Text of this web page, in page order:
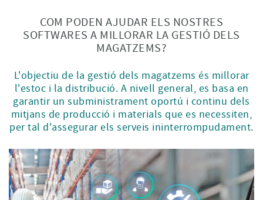
COM PODEN AJUDAR ELS NOSTRES
SOFTWARES A MILLORAR LA GESTIÓ DELS
MAGATZEMS?
L'objectiu de la gestió dels magatzems és millorar
l'estoc i la distribució. A nivell general, es basa en
garantir un subministrament oportú i continu dels
mitjans de producció i materials que es necessiten,
per tal d'assegurar els serveis ininterrompudament.